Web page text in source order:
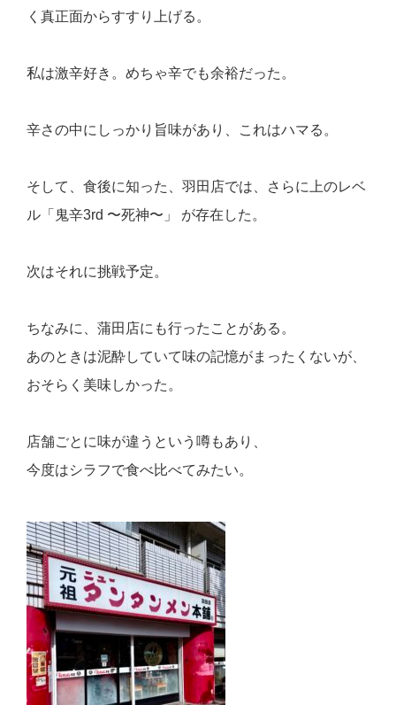
く真正面からすすり上げる。
私は激辛好き。 めちゃ辛でも余裕だった。
辛さの中にしっかり旨味があり、これはハマる。
そして、食後に知った、 羽田店では、さらに上のレベ
ル 「鬼辛3rd 〜死神〜」 が存在した。
次はそれに挑戦予定。
ちなみに、 蒲田店にも行ったことがある。
あのときは泥酔していて味の記憶がまったくないが、
おそらく美味しかった。
店舗ごとに味が違うという噂もあり、
今度はシラフで食べ比べてみたい。